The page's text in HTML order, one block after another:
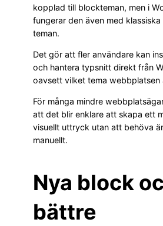
kopplad till blockteman, men i
fungerar den även med
teman.
Det gör att fler användare kan
och hantera typsnitt direkt från
oavsett vilket tema webbplatsen
För många mindre
att det blir enklare att skapa ett
visuellt uttryck utan att behöva
manuellt.
Nya block
bättre